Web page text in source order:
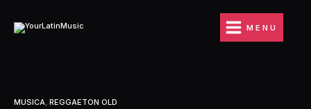
contenido
MENU
MUSICA, REGGAETON OLD
El
Mi
Cama
quantity